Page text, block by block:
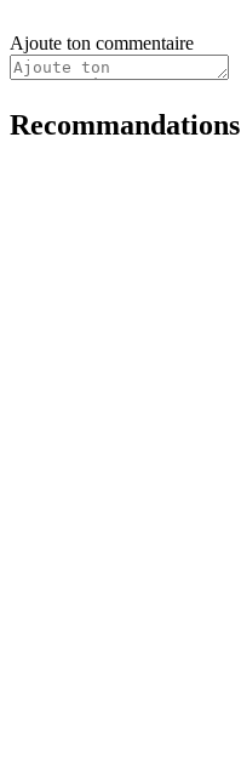
Ajoute ton commentaire
Recommandations